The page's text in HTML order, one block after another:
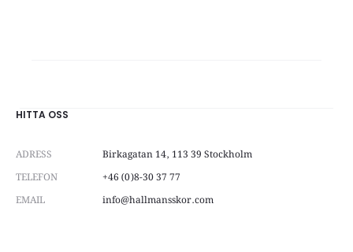
HITTA OSS
ADRESS
Birkagatan 14, 113 39 Stockholm
TELEFON
+46 (0)8-30 37 77
EMAIL
info@hallmansskor.com